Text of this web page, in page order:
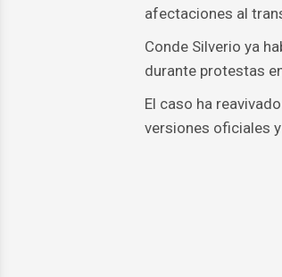
afectaciones al
Conde Silverio ya
durante protestas
El caso ha
versiones oficiales